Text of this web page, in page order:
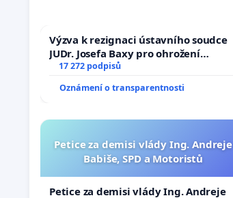
Výzva k rezignaci ústavního soudce
JUDr. Josefa Baxy pro ohrožení
důvěry ve spravedlivý proces
17 272 podpisů
Oznámení o transparentnosti
Petice za demisi vlády Ing. Andreje
Babiše, SPD a Motoristů
Petice za demisi vlády Ing. Andreje